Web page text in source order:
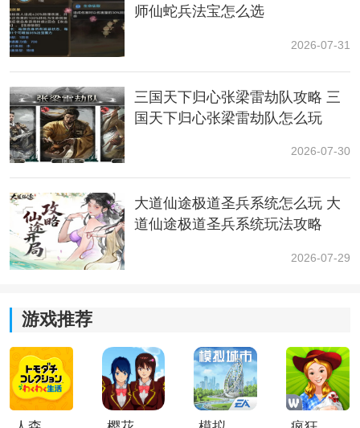
MRSQFL9441
MRSQHY1451
MRJRFL3414
MRJRFL3147
MRWCC808
MRWCA123
5、8月通用码（2023.8.31过期）
MROCST2131
师仙蛇兵法宝怎么选
2026-07-31
三国天下归心张梁雷劫队攻略 三
国天下归心张梁雷劫队怎么玩
2026-07-30
大道仙途极道圣兵系统怎么玩 大
道仙途极道圣兵系统玩法攻略
2026-07-29
游戏推荐